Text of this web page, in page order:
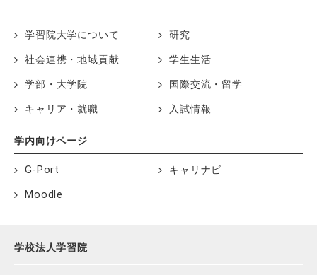
学習院大学について 研究
社会連携・地域貢献 学生生活
学部・大学院 国際交流・留学
キャリア・就職 入試情報
学内向けページ
G-Port キャリナビ
Moodle
学校法人学習院